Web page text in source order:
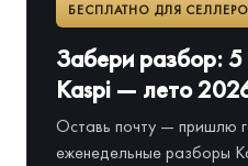
БЕСПЛАТНО ДЛЯ
Забери разбор:
Kaspi — лето
Оставь почту — пришлю
еженедельные разборы